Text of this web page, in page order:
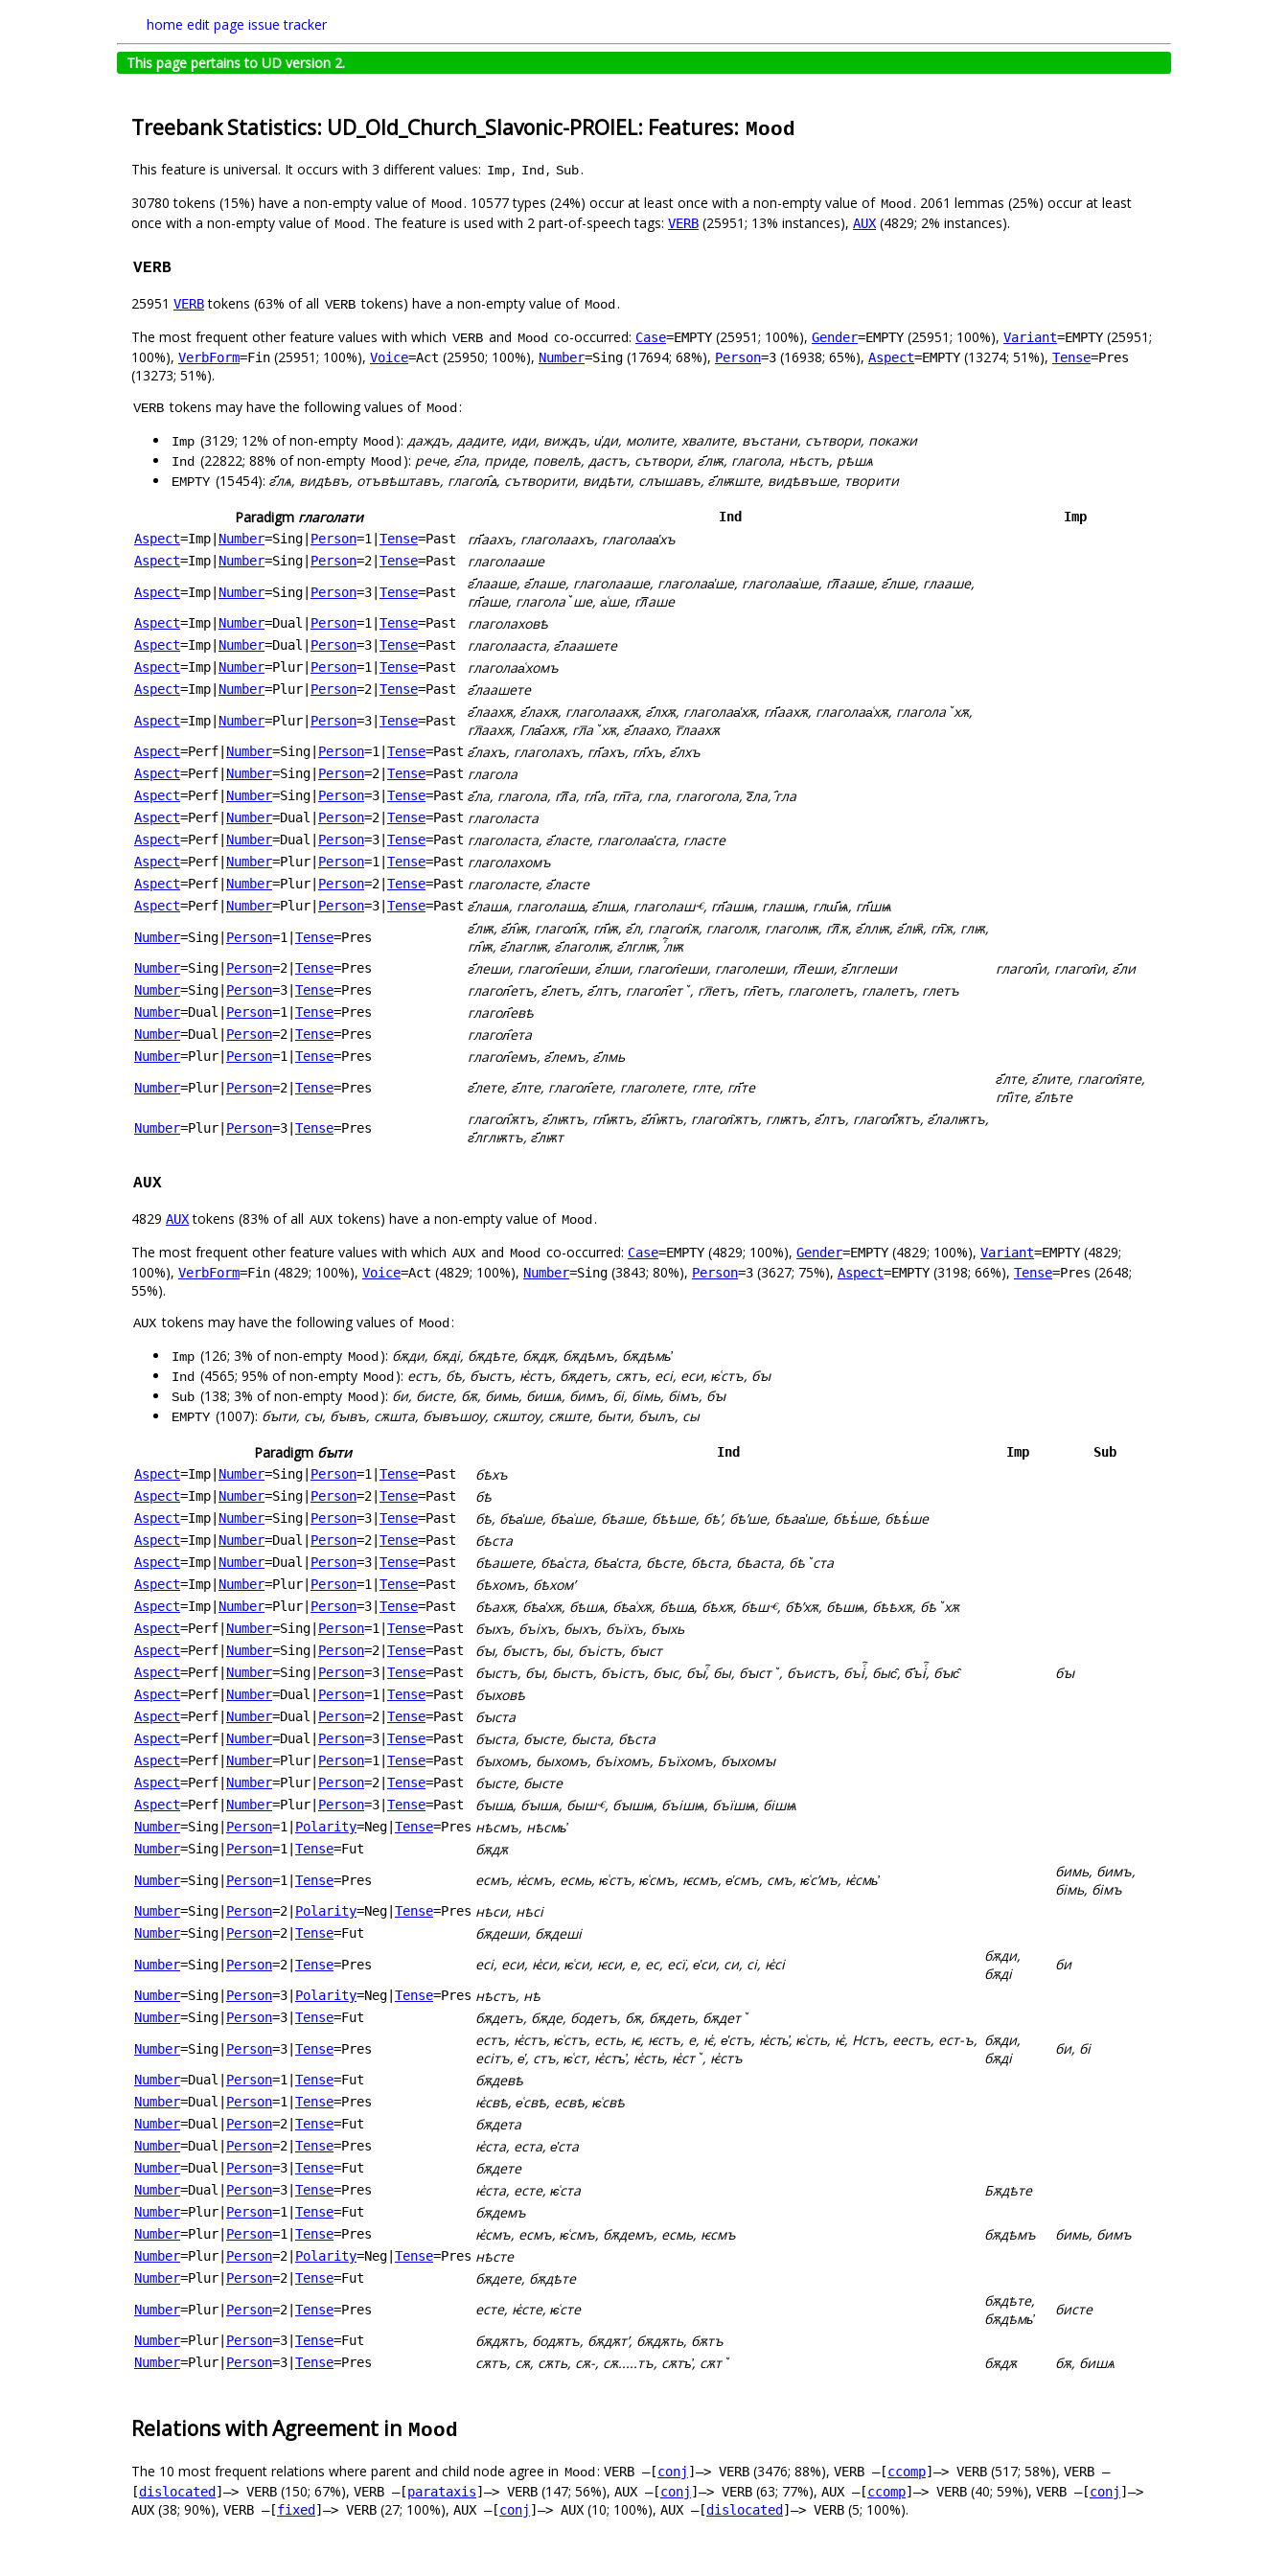
home edit page issue tracker
This page pertains to UD version 2.
Treebank Statistics: UD_Old_Church_Slavonic-PROIEL: Features: Mood
This feature is universal. It occurs with 3 different values: Imp, Ind, Sub.
30780 tokens (15%) have a non-empty value of Mood. 10577 types (24%) occur at least once with a non-empty value of Mood. 2061 lemmas (25%) occur at least
once with a non-empty value of Mood. The feature is used with 2 part-of-speech tags: VERB (25951; 13% instances), AUX (4829; 2% instances).
VERB
25951 VERBtokens (63% of all VERB tokens) have a non-empty value of Mood.
The most frequent other feature values with which VERB and Mood co-occurred: Case=EMPTY (25951; 100%), Gender=EMPTY (25951; 100%), Variant=EMPTY (25951;
100%), VerbForm=Fin (25951; 100%), Voice=Act (25950; 100%), Number=Sing (17694; 68%), Person=3 (16938; 65%), Aspect=EMPTY (13274; 51%), Tense=Pres
(13273; 51%).
VERB tokens may have the following values of Mood:
Imp (3129; 12% of non-empty Mood): даждъ, дадите, иди, виждъ, и҅ди, молите, хвалите, въстани, сътвори, покажи
Ind (22822; 88% of non-empty Mood): рече, г҃ла, приде, повелѣ, дастъ, сътвори, г҃лѭ, глагола, нѣстъ, рѣшѧ
EMPTY (15454): г҃лѧ, видѣвъ, отъвѣштавъ, глагол҄ꙙ, сътворити, видѣти, слꙑшавъ, г҃лѭште, видѣвъше, творити
Paradigm глаголати Ind
Imp
Aspect=Imp Number=Sing Person=1 Tense=Past гл҃аахъ, глаголаахъ, глаголаа҅хъ
Aspect=Imp Number=Sing Person=2 Tense=Past глаголааше
Aspect=Imp Number=Sing Person=3 Tense=Past
г҃лааше, г҃лаше, глаголааше, глаголаа҅ше, глаголаа͑ше, гл꙯ааше, г҃лше, глааше,
гл҃аше, глаголаꙿше, а͑ше, гл꙯аше
Aspect=Imp Number=Dual Person=1 Tense=Past глаголаховѣ
Aspect=Imp Number=Dual Person=3 Tense=Past глаголааста, г҃лаашете
Aspect=Imp Number=Plur Person=1 Tense=Past глаголаа͑хомъ
Aspect=Imp Number=Plur Person=2 Tense=Past г҃лаашете
Aspect=Imp Number=Plur Person=3 Tense=Past
г҃лаахѫ, г҃лахѫ, глаголаахѫ, г҃лхѫ, глаголаа҅хѫ, гл҃аахѫ, глаголаа͑хѫ, глаголаꙿхѫ,
гл꙯аахѫ, Гла҃ахѫ, гл꙯аꙿхѫ, г҃лаахо, г꙯лаахѫ
Aspect=Perf Number=Sing Person=1 Tense=Past г҃лахъ, глаголахъ, гл҃ахъ, гл҃хъ, г҃лхъ
Aspect=Perf Number=Sing Person=2 Tense=Past глагола
Aspect=Perf Number=Sing Person=3 Tense=Past г҃ла, глагола, гл꙯а, гл҃а, гл͞га, гла, глагогола, г꙯ла, ҄гла
Aspect=Perf Number=Dual Person=2 Tense=Past глаголаста
Aspect=Perf Number=Dual Person=3 Tense=Past глаголаста, г҃ласте, глаголаа҅ста, гласте
Aspect=Perf Number=Plur Person=1 Tense=Past глаголахомъ
Aspect=Perf Number=Plur Person=2 Tense=Past глаголасте, г҃ласте
Aspect=Perf Number=Plur Person=3 Tense=Past г҃лашѧ, глаголашꙙ, г҃лшѧ, глаголашⱕ, гл҃ашѩ, глашѩ, глш҃ѩ, гл҃шѩ
Number=Sing Person=1 Tense=Pres
г҃лѭ, г҃л҄ѭ, глагол҄ѫ, гл҃ѭ, г҃л, глагол̑ѫ, глаголѫ, глаголѭ, гл꙯ѫ, г҃ллѭ, г҃лѭ҄, гл͆ѫ, глѭ,
гл҄ѭ, г҃лаглѭ, г҃лаголѭ, г҃лглѭ, ⷢ҇лѭ
Number=Sing Person=2 Tense=Pres г҃леши, глагол҄еши, г҃лши, глагол̑еши, глаголеши, гл꙯еши, г҃лглеши глагол҄и, глагол̑и, г҃ли
Number=Sing Person=3 Tense=Pres глагол҄етъ, г҃летъ, г҃лтъ, глагол҄етꙿ, гл꙯етъ, гл͆етъ, глаголетъ, глалетъ, глетъ
Number=Dual Person=1 Tense=Pres глагол҄евѣ
Number=Dual Person=2 Tense=Pres глагол҄ета
Number=Plur Person=1 Tense=Pres глагол҄емъ, г҃лемъ, г҃лмь
Number=Plur Person=2 Tense=Pres г҃лете, г҃лте, глагол҄ете, глаголете, глте, гл҃те
г҃лте, г҃лите, глагол̑яте,
гл҃іте, г҃лѣте
Number=Plur Person=3 Tense=Pres
глагол҄ѫтъ, г҃лѭтъ, гл҃ѭтъ, г҃л҄ѭтъ, глагол̑ѫтъ, глѭтъ, г҃лтъ, глагол҄̑ѫтъ, г҃лалѭтъ,
г҃лглѭтъ, г҃лѭт
AUX
4829 AUXtokens (83% of all AUX tokens) have a non-empty value of Mood.
The most frequent other feature values with which AUX and Mood co-occurred: Case=EMPTY (4829; 100%), Gender=EMPTY (4829; 100%), Variant=EMPTY (4829;
100%), VerbForm=Fin (4829; 100%), Voice=Act (4829; 100%), Number=Sing (3843; 80%), Person=3 (3627; 75%), Aspect=EMPTY (3198; 66%), Tense=Pres (2648;
55%).
AUX tokens may have the following values of Mood:
Imp (126; 3% of non-empty Mood): бѫди, бѫді, бѫдѣте, бѫдѫ, бѫдѣмъ, бѫдѣмь҆
Ind (4565; 95% of non-empty Mood): естъ, бѣ, бꙑстъ, ѥ҅стъ, бѫдетъ, сѫтъ, есі, еси, ѥ͑стъ, бꙑ
Sub (138; 3% of non-empty Mood): би, бисте, бѫ, бимь, бишѧ, бимъ, бі, бімь, бімъ, бꙑ
EMPTY (1007): бꙑти, сꙑ, бꙑвъ, сѫшта, бꙑвъшоу, сѫштоу, сѫште, быти, бꙑлъ, сы
Paradigm бꙑти Ind Imp
Sub
Aspect=Imp Number=Sing Person=1 Tense=Past бѣхъ
Aspect=Imp Number=Sing Person=2 Tense=Past бѣ
Aspect=Imp Number=Sing Person=3 Tense=Past бѣ, бѣа҅ше, бѣа͑ше, бѣаше, бѣѣше, бѣʼ, бѣʼше, бѣаа҅ше, бѣѣ҅ше, бѣѣ҆ше
Aspect=Imp Number=Dual Person=2 Tense=Past бѣста
Aspect=Imp Number=Dual Person=3 Tense=Past бѣашете, бѣа͑ста, бѣа҅ста, бѣсте, бѣста, бѣаста, бѣꙿста
Aspect=Imp Number=Plur Person=1 Tense=Past бѣхомъ, бѣхомʼ
Aspect=Imp Number=Plur Person=3 Tense=Past бѣахѫ, бѣа҅хѫ, бѣшѧ, бѣа͑хѫ, бѣшꙙ, бѣхѫ, бѣшⱕ, бѢʼхѫ, бѣшѩ, бѣѣхѫ, бѣꙿхѫ
Aspect=Perf Number=Sing Person=1 Tense=Past бꙑхъ, бъіхъ, быхъ, бъїхъ, бꙑхь
Aspect=Perf Number=Sing Person=2 Tense=Past бꙑ, бꙑстъ, бы, бъістъ, бꙑст
Aspect=Perf Number=Sing Person=3 Tense=Past бꙑстъ, бꙑ, быстъ, бъістъ, бꙑс, бꙑⷭ҇, бы, бꙑстꙿ, бъистъ, бъіⷭ҇, быс̂, б҃ъіⷭ҇, бꙑс̂ бꙑ
Aspect=Perf Number=Dual Person=1 Tense=Past бꙑховѣ
Aspect=Perf Number=Dual Person=2 Tense=Past бꙑста
Aspect=Perf Number=Dual Person=3 Tense=Past бꙑста, бꙑсте, быста, бѣста
Aspect=Perf Number=Plur Person=1 Tense=Past бꙑхомъ, быхомъ, бъіхомъ, Бъїхомъ, бꙑхомꙑ
Aspect=Perf Number=Plur Person=2 Tense=Past бꙑсте, бысте
Aspect=Perf Number=Plur Person=3 Tense=Past бꙑшꙙ, бꙑшѧ, бышⱕ, бꙑшѩ, бъішѩ, бъїшѩ, бішѩ
Number=Sing Person=1 Polarity=Neg Tense=Pres нѣсмъ, нѣсмь҆
Number=Sing Person=1 Tense=Fut бѫдѫ
Number=Sing Person=1 Tense=Pres есмъ, ѥ҅смъ, есмь, ѥ͑стъ, ѥ͑смъ, ѥсмъ, е҅смъ, смъ, ѥ͑сʼмъ, ѥ҅смь҆
бимь, бимъ,
бімь, бімъ
Number=Sing Person=2 Polarity=Neg Tense=Pres нѣси, нѣсі
Number=Sing Person=2 Tense=Fut бѫдеши, бѫдеші
Number=Sing Person=2 Tense=Pres есі, еси, ѥ҅си, ѥ͑си, ѥси, е, ес, есї, е҅си, си, сі, ѥ҅сі
бѫди,
бѫді
би
Number=Sing Person=3 Polarity=Neg Tense=Pres нѣстъ, нѣ
Number=Sing Person=3 Tense=Fut бѫдетъ, бѫде, бодетъ, бѫ, бѫдеть, бѫдетꙿ
Number=Sing Person=3 Tense=Pres
естъ, ѥ҅стъ, ѥ͑стъ, есть, ѥ, ѥстъ, е, ѥ҆, е҅стъ, ѥ҅сть҆, ѥ͑сть, ѥ҅, Нстъ, еестъ, ест-ъ,
есітъ, е҅, стъ, ѥ͑ст, ѥ҅стъ҆, ѥ҅сть, ѥ҅стꙿ, ѥ҆стъ
бѫди,
бѫді
би, бі
Number=Dual Person=1 Tense=Fut бѫдевѣ
Number=Dual Person=1 Tense=Pres ѥ҅свѣ, е͑свѣ, есвѣ, ѥ͑свѣ
Number=Dual Person=2 Tense=Fut бѫдета
Number=Dual Person=2 Tense=Pres ѥ҅ста, еста, е҅ста
Number=Dual Person=3 Tense=Fut бѫдете
Number=Dual Person=3 Tense=Pres ѥ҅ста, есте, ѥ͑ста Бѫдѣте
Number=Plur Person=1 Tense=Fut бѫдемъ
Number=Plur Person=1 Tense=Pres ѥ҅смъ, есмъ, ѥ͑смъ, бѫдемъ, есмь, ѥсмъ бѫдѣмъ бимь, бимъ
Number=Plur Person=2 Polarity=Neg Tense=Pres нѣсте
Number=Plur Person=2 Tense=Fut бѫдете, бѫдѣте
Number=Plur Person=2 Tense=Pres есте, ѥ҅сте, ѥ͑сте
бѫдѣте,
бѫдѣмь҆
бисте
Number=Plur Person=3 Tense=Fut бѫдѫтъ, бодѫтъ, бѫдѫтʼ, бѫдѫть, бѫтъ
Number=Plur Person=3 Tense=Pres сѫтъ, сѫ, сѫть, сѫ-, сѫ.....тъ, сѫтъ҆, сѫтꙿ бѫдѫ бѫ, бишѧ
Relations with Agreement in Mood
The 10 most frequent relations where parent and child node agree in Mood : VERB –[conj ]–> VERB (3476; 88%), VERB –[ccomp]–> VERB (517; 58%), VERB –
[dislocated ]–> VERB (150; 67%), VERB –[parataxis]–> VERB (147; 56%), AUX –[conj ]–> VERB (63; 77%), AUX –[ccomp]–> VERB (40; 59%), VERB –[conj ]–>
AUX (38; 90%), VERB –[fixed ]–> VERB (27; 100%), AUX –[conj ]–> AUX (10; 100%), AUX –[dislocated ]–> VERB (5; 100%).